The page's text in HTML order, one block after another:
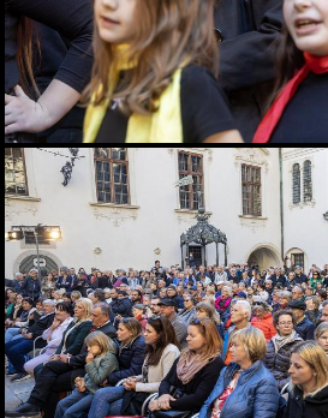
Das war das sFinks
Sommerfest 2026
27.06.2026
Latin Live am Grazer
Lendplatz
25.06.2026
Fun while it lasted -
Augartenfest 2026 fiel ins
20.06.2026
Sommercocktail der
Immobilienwirtschaft
2026
19.06.2026
Das vierte Grazer
Marktfest am Lendplatz